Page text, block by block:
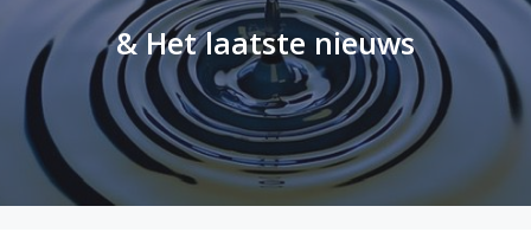
& Het laatste nieuws